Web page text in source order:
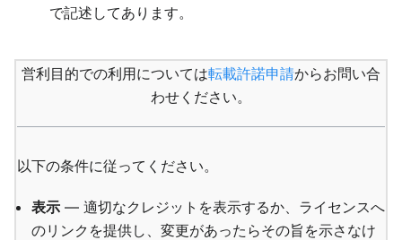
で記述してあります。
営利目的での利用については転載許諾申請からお問い合
わせください。
以下の条件に従ってください。
表示 — 適切なクレジットを表示するか、ライセンスへ
のリンクを提供し、変更があったらその旨を示さなけ